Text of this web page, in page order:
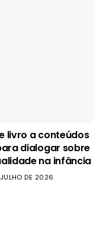
livro a conteúdos
dialogar sobre
na infância
DE 2026